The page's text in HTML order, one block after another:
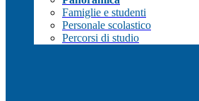
Famiglie e studenti
Personale scolastico
Percorsi di studio